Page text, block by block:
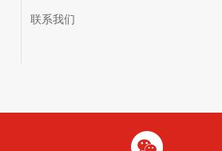
联系我们